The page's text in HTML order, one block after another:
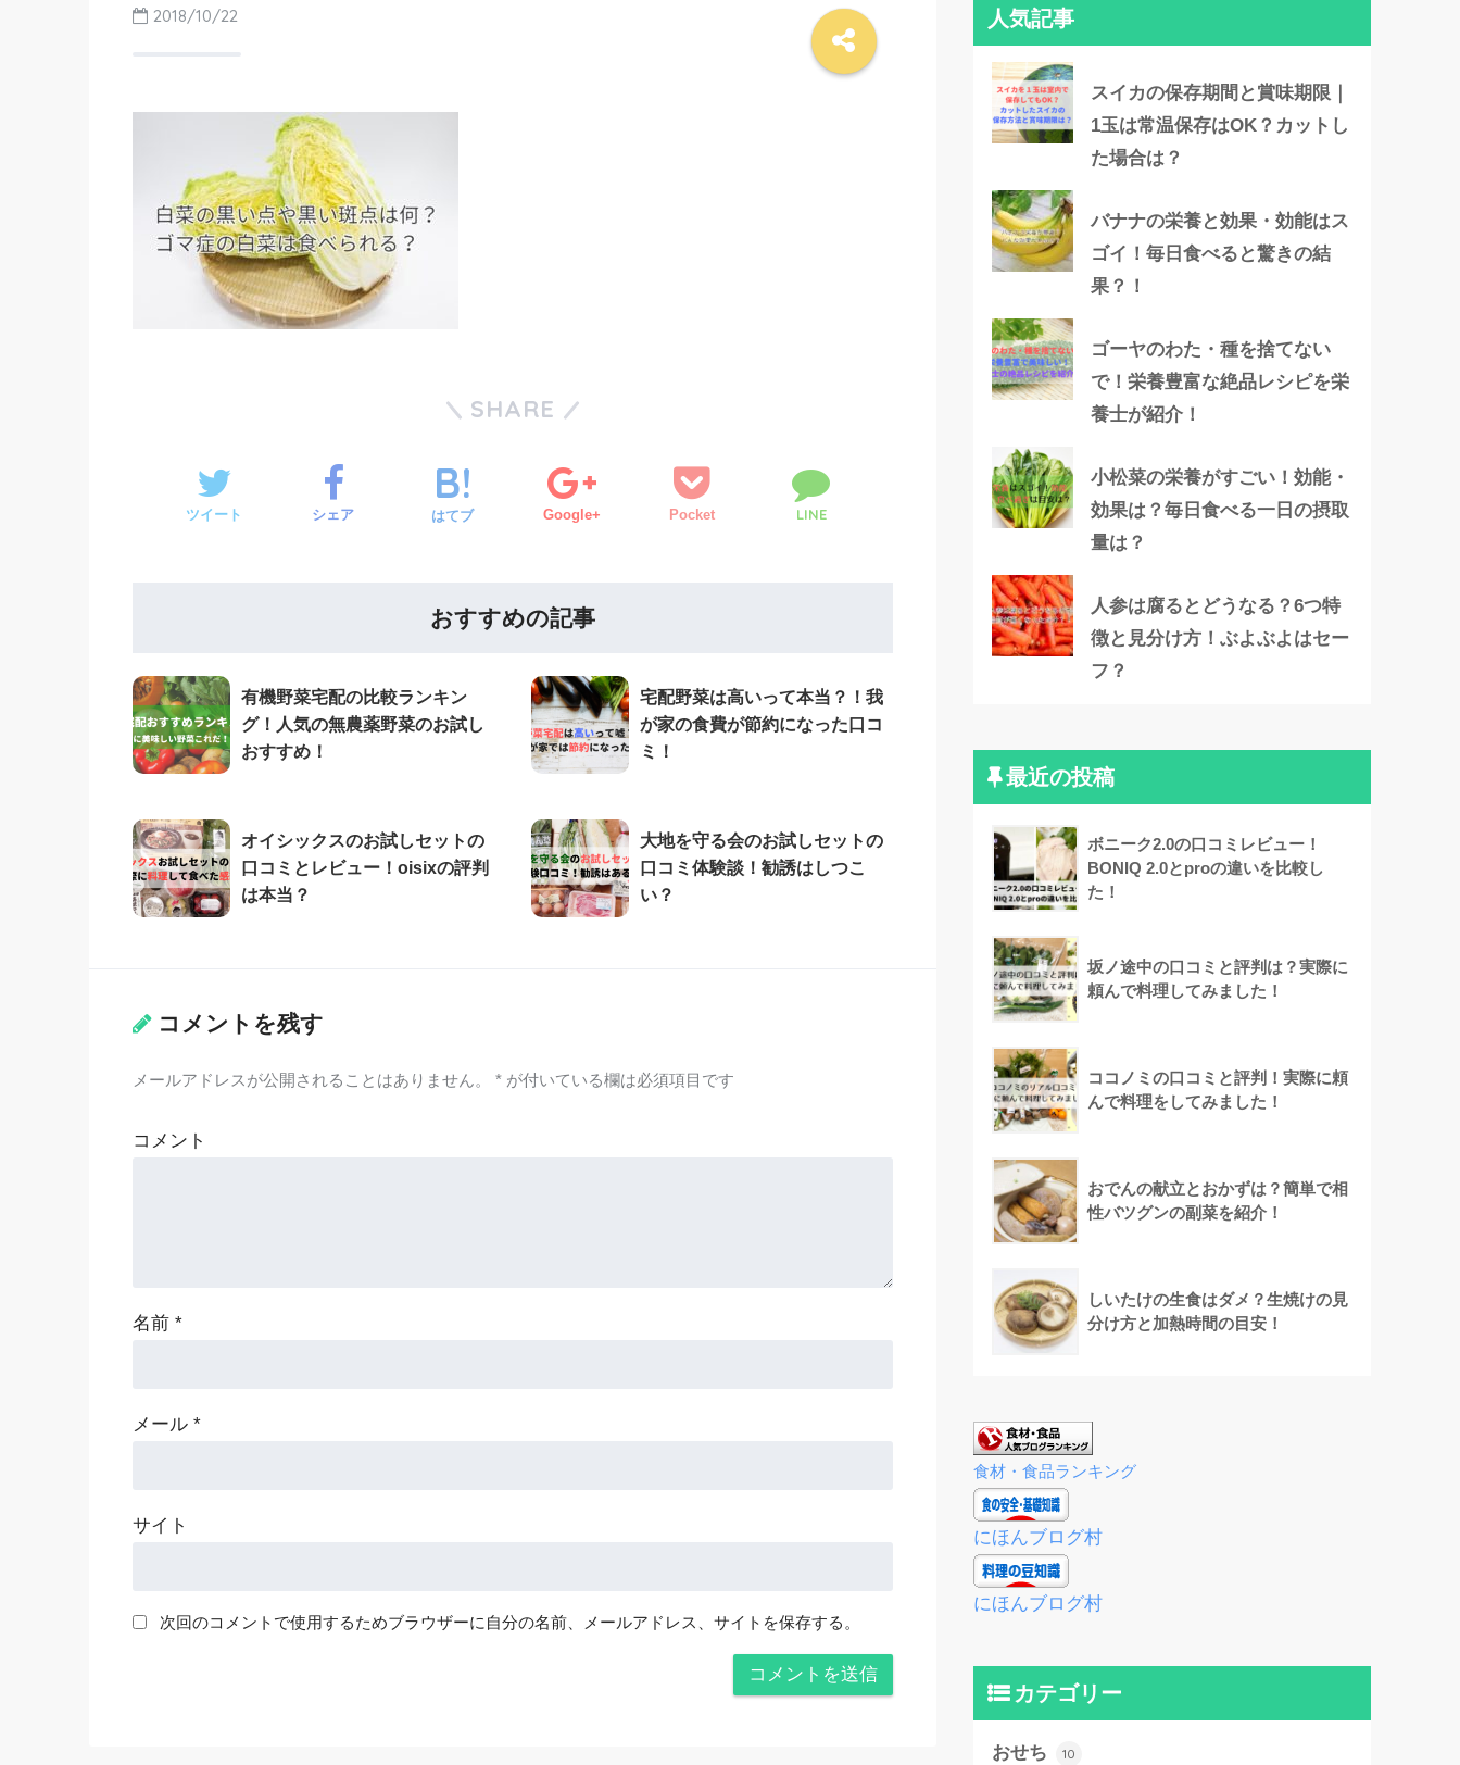
2018/10/22
SHARE
ツイート シェア はてブ Google+ Pocket LINE
おすすめの記事
有機野菜宅配の比較ランキン
グ！人気の無農薬野菜のお試し
おすすめ！
宅配野菜は高いって本当？！我
が家の食費が節約になった口コ
ミ！
オイシックスのお試しセットの
口コミとレビュー！oisixの評判
は本当？
大地を守る会のお試しセットの
口コミ体験談！勧誘はしつこ
い？
コメントを残す
メールアドレスが公開されることはありません。 * が付いている欄は必須項目です
コメント
名前 *
メール *
サイト
次回のコメントで使用するためブラウザーに自分の名前、メールアドレス、サイトを保存する。
人気記事
スイカの保存期間と賞味期限｜
1玉は常温保存はOK？カットし
た場合は？
バナナの栄養と効果・効能はス
ゴイ！毎日食べると驚きの結
果？！
ゴーヤのわた・種を捨てない
で！栄養豊富な絶品レシピを栄
養士が紹介！
小松菜の栄養がすごい！効能・
効果は？毎日食べる一日の摂取
量は？
人参は腐るとどうなる？6つ特
徴と見分け方！ぶよぶよはセー
フ？
最近の投稿
ボニーク2.0の口コミレビュー！
BONIQ 2.0とproの違いを比較し
た！
坂ノ途中の口コミと評判は？実際に
頼んで料理してみました！
ココノミの口コミと評判！実際に頼
んで料理をしてみました！
おでんの献立とおかずは？簡単で相
性バツグンの副菜を紹介！
しいたけの生食はダメ？生焼けの見
分け方と加熱時間の目安！
食材・食品ランキング
にほんブログ村
にほんブログ村
カテゴリー
おせち 10